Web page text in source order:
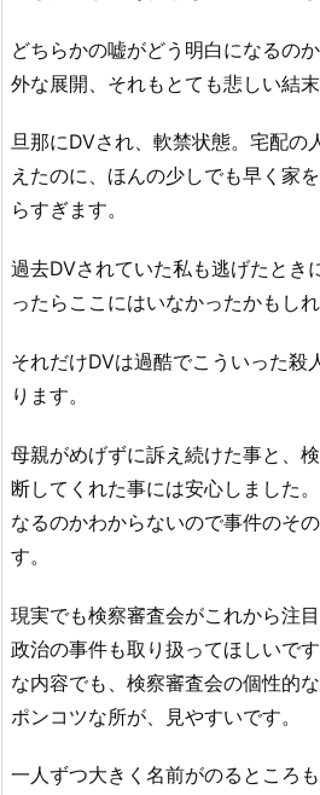
どちらかの嘘がどう明白になるの
外な展開、それもとても悲しい結末
旦那にDVされ、軟禁状態。宅配の
えたのに、ほんの少しでも早く家
らすぎます。
過去DVされていた私も逃げたとき
ったらここにはいなかったかもしれ
それだけDVは過酷でこういった殺
ります。
母親がめげずに訴え続けた事と、
断してくれた事には安心しました
なるのかわからないので事件のそ
す。
現実でも検察審査会がこれから注
政治の事件も取り扱ってほしいで
な内容でも、検察審査会の個性的
ポンコツな所が、見やすいです。
一人ずつ大きく名前がのるところ